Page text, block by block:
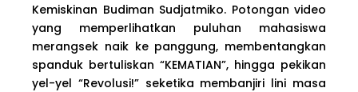
Kemiskinan Budiman Sudjatmiko. Potongan video
yang memperlihatkan puluhan mahasiswa
merangsek naik ke panggung, membentangkan
spanduk bertuliskan “KEMATIAN”, hingga pekikan
yel-yel “Revolusi!” seketika membanjiri lini masa